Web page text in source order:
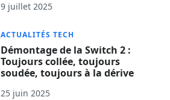
9 juillet 2025
ACTUALITÉS TECH
Démontage de la Switch 2 :
Toujours collée, toujours
soudée, toujours à la dérive
25 juin 2025